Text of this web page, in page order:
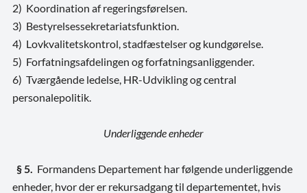
2) Koordination af regeringsførelsen.
3) Bestyrelsessekretariatsfunktion.
4) Lovkvalitetskontrol, stadfæstelser og kundgørelse.
5) Forfatningsafdelingen og forfatningsanliggender.
6) Tværgående ledelse, HR-Udvikling og central
personalepolitik.
Underliggende enheder
§ 5. Formandens Departement har følgende underliggende
enheder, hvor der er rekursadgang til departementet, hvis